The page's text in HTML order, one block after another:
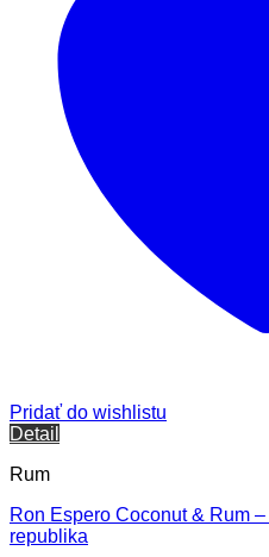
Pridať do wishlistu
Detail
Rum
Ron Espero Coconut & Rum
republika